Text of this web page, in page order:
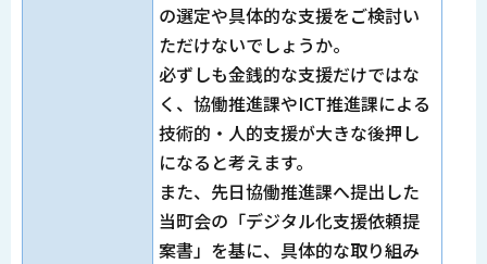
の選定や具体的な支援をご検討い
ただけないでしょうか。
必ずしも金銭的な支援だけではな
く、協働推進課やICT推進課による
技術的・人的支援が大きな後押し
になると考えます。
また、先日協働推進課へ提出した
当町会の「デジタル化支援依頼提
案書」を基に、具体的な取り組み